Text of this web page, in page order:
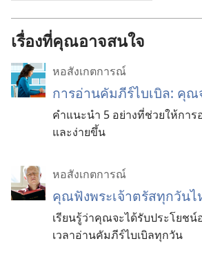
เรื่องที่คุณอาจสนใจ
หอสังเกตการณ์
การอ่านคัมภีร์ไบเบิล: คุณ
คำแนะนำ 5 อย่างที่ช่วยให้กา
และง่ายขึ้น
หอสังเกตการณ์
คุณฟังพระเจ้าตรัสทุกวันไ
เรียนรู้ว่าคุณจะได้รับประโยชน์
เวลาอ่านคัมภีร์ไบเบิลทุกวัน